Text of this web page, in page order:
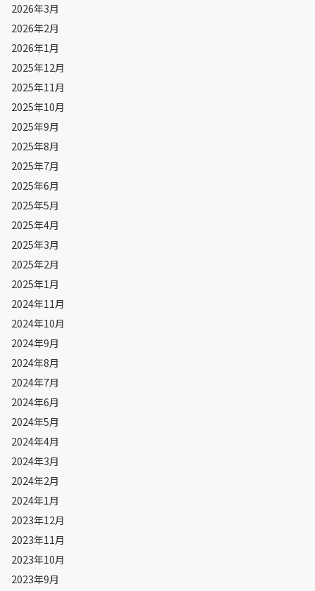
2026年3月
2026年2月
2026年1月
2025年12月
2025年11月
2025年10月
2025年9月
2025年8月
2025年7月
2025年6月
2025年5月
2025年4月
2025年3月
2025年2月
2025年1月
2024年11月
2024年10月
2024年9月
2024年8月
2024年7月
2024年6月
2024年5月
2024年4月
2024年3月
2024年2月
2024年1月
2023年12月
2023年11月
2023年10月
2023年9月